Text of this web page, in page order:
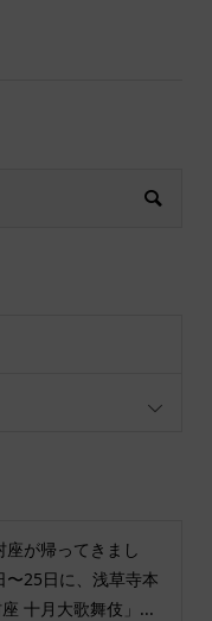
が帰ってきまし
25日に、浅草寺本
十月大歌舞伎」...